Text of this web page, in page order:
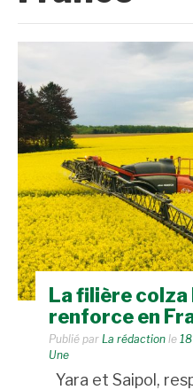
La filière colza
renforce en
Publié par La rédaction le
Une
Yara et Saipol,